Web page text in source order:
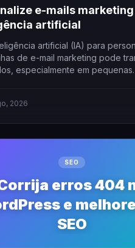
e-mails
artificial
artificial (IA) para
de e-mail marketing pode
especialmente em pequenas
2026
SEO
erros 404
e
SEO